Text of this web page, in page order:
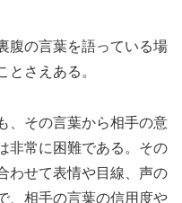
腹の言葉を語っている場
とさえある。
、その言葉から相手の意
非常に困難である。その
わせて表情や目線、声の
、相手の言葉の信用度や